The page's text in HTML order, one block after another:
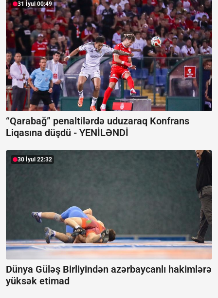
31 İyul 00:49
“Qarabağ” penaltilərdə uduzaraq Konfrans
Liqasına düşdü - YENİLƏNDİ
30 İyul 22:32
Dünya Güləş Birliyindən azərbaycanlı hakimlərə
yüksək etimad